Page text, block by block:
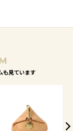
も見ています